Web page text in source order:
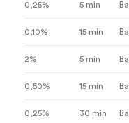
0,25% 5 min
0,10% 15 min
2% 5 min
0,50% 15 min
0,25% 30 min